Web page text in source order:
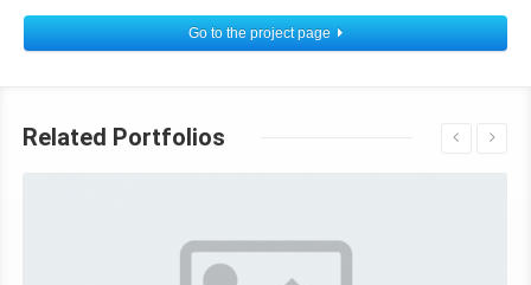
Go to the project page
Related Portfolios